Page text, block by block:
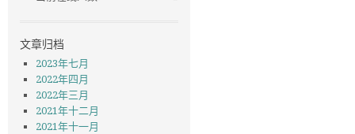
文章归档
2023年七月
2022年四月
2022年三月
2021年十二月
2021年十一月